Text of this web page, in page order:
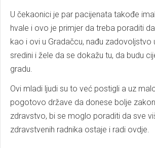
U čekaonici je par pacijenata takođe
hvale i ovo je primjer da treba poraditi
kao i ovi u Gradačcu, nađu zadovoljstvo
sredini i žele da se dokažu tu, da budu
gradu.
Ovi mladi ljudi su to već postigli a uz
pogotovo države da donese bolje
zdravstvo, bi se moglo poraditi da sve
zdravstvenih radnika ostaje i radi ovdje.